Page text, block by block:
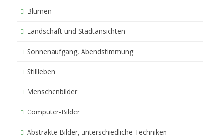
Blumen
Landschaft und Stadtansichten
Sonnenaufgang, Abendstimmung
Stillleben
Menschenbilder
Computer-Bilder
Abstrakte Bilder, unterschiedliche Techniken